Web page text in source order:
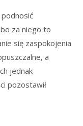
za niego to
się zaspokojenia
a
jednak
pozostawił